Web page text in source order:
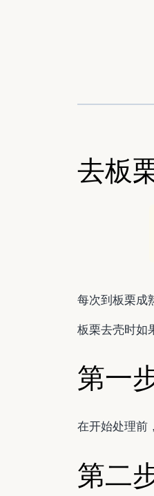
去板
每次到板栗成
板栗去壳时如
第一
在开始处理前
第二